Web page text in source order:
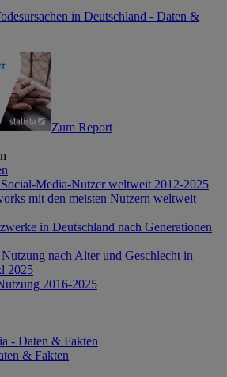
in Deutschland - Daten &
Zum Report
Media-Nutzer weltweit 2012-2025
mit den meisten Nutzern weltweit
in Deutschland nach Generationen
nach Alter und Geschlecht in
2025
2016-2025
- Daten & Fakten
& Fakten